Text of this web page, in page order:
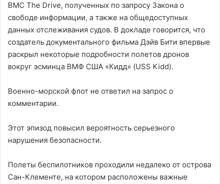
ВМС The Drive, полученных по запросу Закона о
свободе информации, а также на общедоступных
данных отслеживания судов. В докладе говорится, что
создатель документального фильма Дэйв Бити впервые
раскрыл некоторые подробности полетов дронов
вокруг эсминца ВМФ США «Кидд» (USS Kidd).
Военно-морской флот не ответил на запрос о
комментарии.
Этот эпизод повысил вероятность серьезного
нарушения безопасности.
Полеты беспилотников проходили недалеко от острова
Сан-Клементе, на котором расположены важные